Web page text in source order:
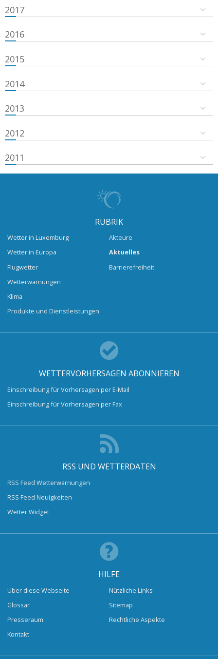
2017
2016
2015
2014
2013
2012
2011
RUBRIK
Wetter in Luxemburg
Wetter in Europa
Flugwetter
Wetterwarnungen
Klima
Produkte und Dienstleistungen
Akteure
Aktuelles
Barrierefreiheit
WETTERVORHERSAGEN ABONNIEREN
Einschreibung für Vorhersagen per E-Mail
Einschreibung für Vorhersagen per Fax
RSS UND WETTERDATEN
RSS Feed Wetterwarnungen
RSS Feed Neuigkeiten
Wetter Widget
HILFE
Über diese Webseite
Glossar
Presseraum
Kontakt
Nützliche Links
Sitemap
Rechtliche Aspekte